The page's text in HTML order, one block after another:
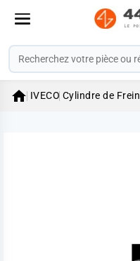
 IVECO Cylindre de Frein